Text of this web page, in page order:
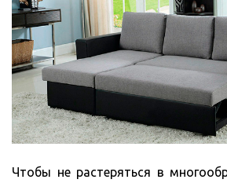
Чтобы не растеряться в